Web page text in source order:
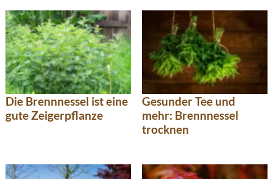
Die Brennnessel ist eine
gute Zeigerpflanze
Gesunder Tee und
mehr: Brennnessel
trocknen